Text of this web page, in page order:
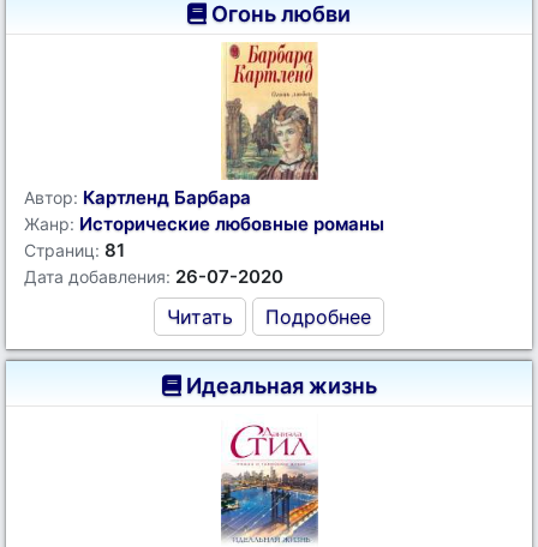
Огонь любви
Автор: Картленд Барбара
Жанр: Исторические любовные романы
Страниц: 81
Дата добавления: 26-07-2020
Читать Подробнее
Идеальная жизнь